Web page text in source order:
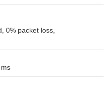
0% packet loss,